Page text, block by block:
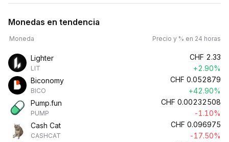
Monedas en tendencia
Moneda Precio y % en 24 horas
Lighter
LIT
CHF 2.33
+2.90%
Biconomy
BICO
CHF 0.052879
+42.90%
Pump.fun
PUMP
CHF 0.00232508
-1.10%
Cash Cat
CASHCAT
CHF 0.096975
-17.50%